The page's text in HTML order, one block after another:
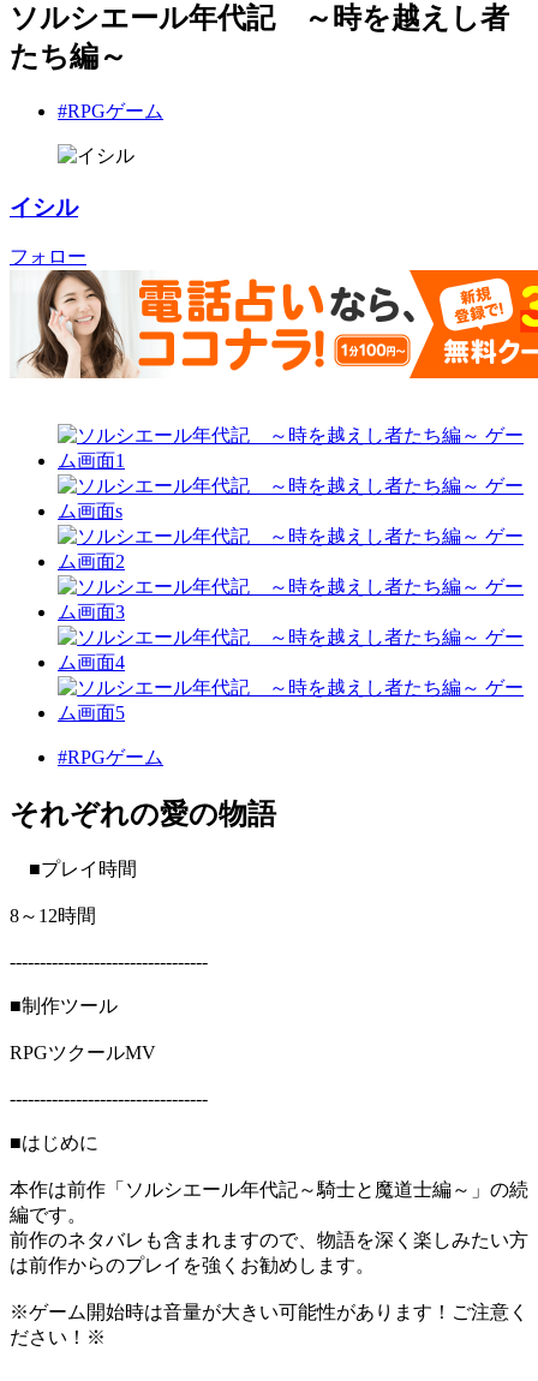
ソルシエール年代記 ～時を越えし者
たち編～
#RPGゲーム
イシル
フォロー
#RPGゲーム
それぞれの愛の物語
■プレイ時間
8～12時間
---------------------------------
■制作ツール
RPGツクールMV
---------------------------------
■はじめに
本作は前作「ソルシエール年代記～騎士と魔道士編～」の続
編です。
前作のネタバレも含まれますので、物語を深く楽しみたい方
は前作からのプレイを強くお勧めします。
※ゲーム開始時は音量が大きい可能性があります！ご注意く
ださい！※